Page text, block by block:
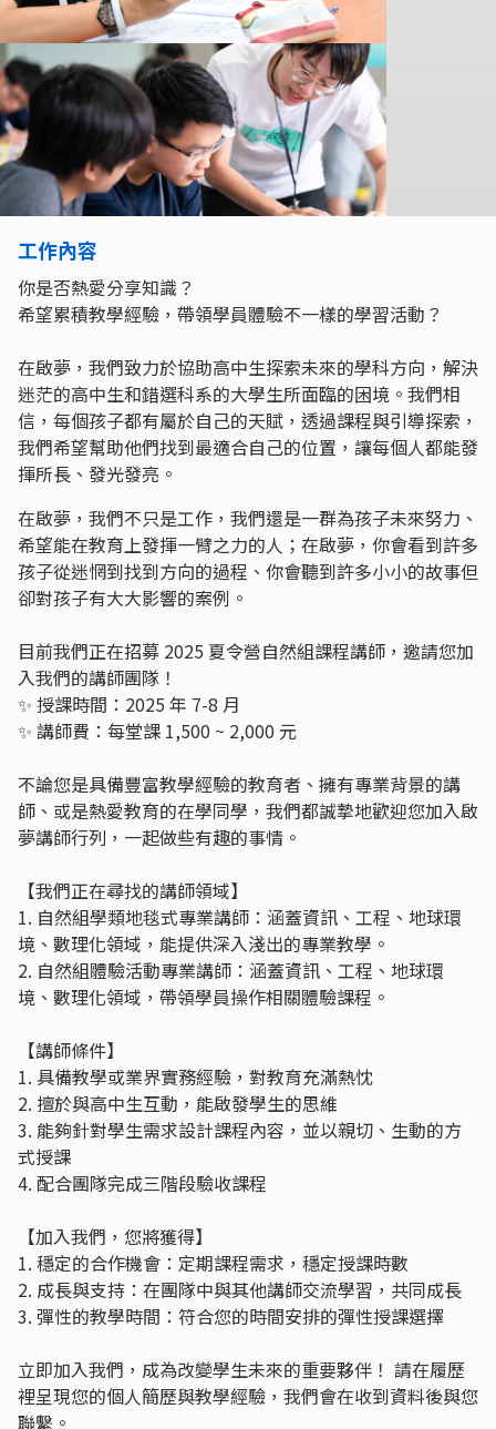
工作內容
你是否熱愛分享知識？
希望累積教學經驗，帶領學員體驗不一樣的學習活動？
在啟夢，我們致力於協助高中生探索未來的學科方向，解決
迷茫的高中生和錯選科系的大學生所面臨的困境。我們相
信，每個孩子都有屬於自己的天賦，透過課程與引導探索，
我們希望幫助他們找到最適合自己的位置，讓每個人都能發
揮所長、發光發亮。
在啟夢，我們不只是工作，我們還是一群為孩子未來努力、
希望能在教育上發揮一臂之力的人；在啟夢，你會看到許多
孩子從迷惘到找到方向的過程、你會聽到許多小小的故事但
卻對孩子有大大影響的案例。
目前我們正在招募 2025 夏令營自然組課程講師，邀請您加
入我們的講師團隊！
✨ 授課時間：2025 年 7-8 月
✨ 講師費：每堂課 1,500 ~ 2,000 元
不論您是具備豐富教學經驗的教育者、擁有專業背景的講
師、或是熱愛教育的在學同學，我們都誠摯地歡迎您加入啟
夢講師行列，一起做些有趣的事情。
【我們正在尋找的講師領域】
1. 自然組學類地毯式專業講師：涵蓋資訊、工程、地球環
境、數理化領域，能提供深入淺出的專業教學。
2. 自然組體驗活動專業講師：涵蓋資訊、工程、地球環
境、數理化領域，帶領學員操作相關體驗課程。
【講師條件】
1. 具備教學或業界實務經驗，對教育充滿熱忱
2. 擅於與高中生互動，能啟發學生的思維
3. 能夠針對學生需求設計課程內容，並以親切、生動的方
式授課
4. 配合團隊完成三階段驗收課程
【加入我們，您將獲得】
1. 穩定的合作機會：定期課程需求，穩定授課時數
2. 成長與支持：在團隊中與其他講師交流學習，共同成長
3. 彈性的教學時間：符合您的時間安排的彈性授課選擇
立即加入我們，成為改變學生未來的重要夥伴！ 請在履歷
裡呈現您的個人簡歷與教學經驗，我們會在收到資料後與您
聯繫。